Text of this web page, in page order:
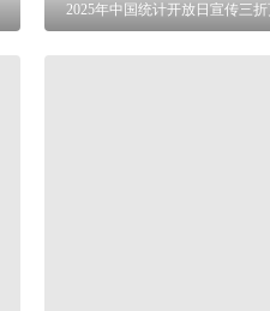
2025年中国统计开放日宣传三